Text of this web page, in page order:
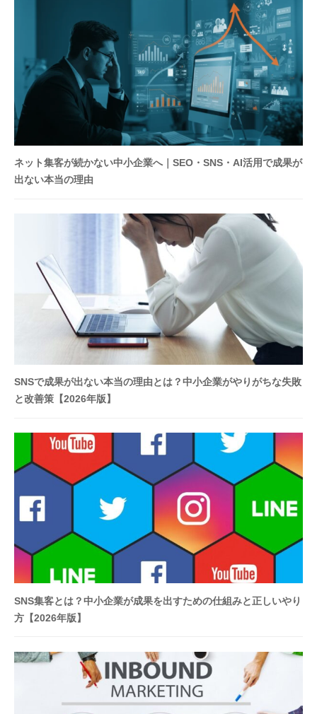
ネット集客が続かない中小企業へ｜SEO・SNS・AI活用で成果が
出ない本当の理由
SNSで成果が出ない本当の理由とは？中小企業がやりがちな失敗
と改善策【2026年版】
SNS集客とは？中小企業が成果を出すための仕組みと正しいやり
方【2026年版】